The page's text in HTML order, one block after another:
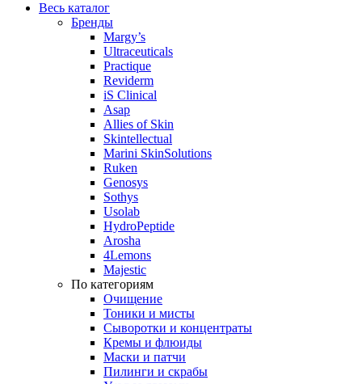
Весь каталог
Бренды
Margy’s
Ultraceuticals
Practique
Reviderm
iS Clinical
Asap
Allies of Skin
Skintellectual
Marini SkinSolutions
Ruken
Genosys
Sothys
Usolab
HydroPeptide
Arosha
4Lemons
Majestic
По категориям
Очищение
Тоники и мисты
Сыворотки и концентраты
Кремы и флюиды
Маски и патчи
Пилинги и скрабы